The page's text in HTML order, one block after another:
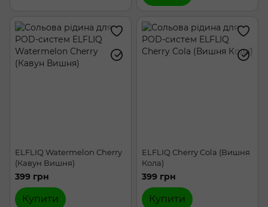
ELFLIQ Watermelon Cherry
(Кавун Вишня)
399 грн
Купити
ELFLIQ Cherry Cola (Вишня
Кола)
399 грн
Купити